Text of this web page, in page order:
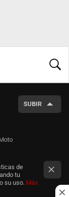
SUBIR
de
tu
su uso. Más